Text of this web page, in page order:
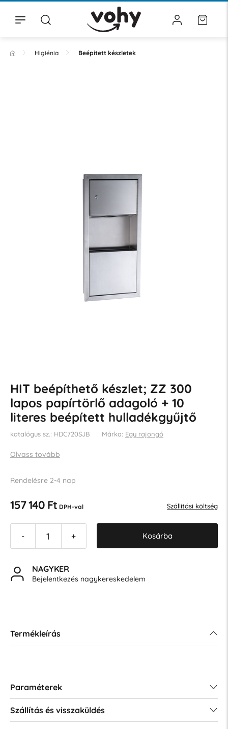
Higiénia Beépített készletek
HIT beépíthető készlet; ZZ 300
lapos papírtörlő adagoló + 10
literes beépített hulladékgyűjtő
katalógus sz.: HDC720SJB Márka: Egy rajongó
Olvass tovább
Rendelésre 2-4 nap
157 140 Ft DPH-val Szállítási költség
- + Kosárba
NAGYKER
Bejelentkezés nagykereskedelem
Termékleírás
Paraméterek
Szállítás és visszaküldés